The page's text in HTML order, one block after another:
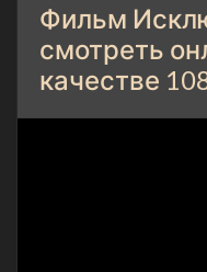
Фильм
смотреть
качестве